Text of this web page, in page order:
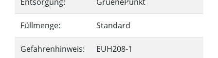
Füllmenge: Standard
Gefahrenhinweis: EUH208-1